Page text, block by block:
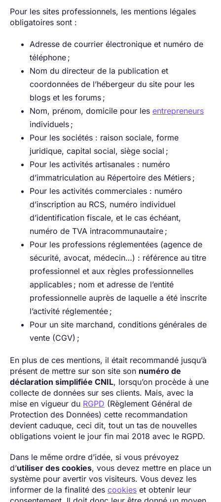
Pour les sites professionnels, les mentions légales
obligatoires sont :
Adresse de courrier électronique et numéro de
téléphone ;
Nom du directeur de la publication et
coordonnées de l’hébergeur du site pour les
blogs et les forums ;
Nom, prénom, domicile pour les entrepreneurs
individuels ;
Pour les sociétés : raison sociale, forme
juridique, capital social, siège social ;
Pour les activités artisanales : numéro
d’immatriculation au Répertoire des Métiers ;
Pour les activités commerciales : numéro
d’inscription au RCS, numéro individuel
d’identification fiscale, et le cas échéant,
numéro de TVA intracommunautaire ;
Pour les professions réglementées (agence de
sécurité, avocat, médecin…) : référence au titre
professionnel et aux règles professionnelles
applicables ; nom et adresse de l’entité
professionnelle auprès de laquelle a été inscrite
l’activité réglementée ;
Pour un site marchand, conditions générales de
vente (CGV) ;
En plus de ces mentions, il était recommandé jusqu’à
présent de mettre sur son site son numéro de
déclaration simplifiée CNIL, lorsqu’on procède à une
collecte de données sur ses clients. Mais, avec la
mise en vigueur du RGPD (Règlement Général de
Protection des Données) cette recommandation
devient caduque, ceci dit, tout un tas de nouvelles
obligations voient le jour fin mai 2018 avec le RGPD.
Dans le même ordre d’idée, si vous prévoyez
d’utiliser des cookies, vous devez mettre en place un
système pour avertir vos visiteurs. Vous devez les
informer de la finalité des cookies et obtenir leur